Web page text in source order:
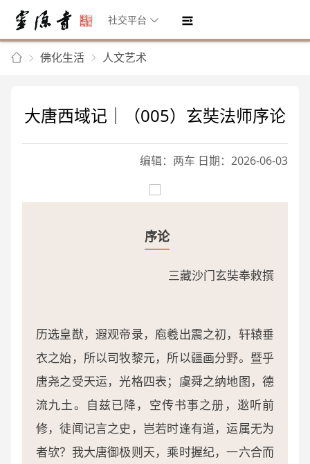
社交平台
佛化生活 人文艺术
大唐西域记｜（005）玄奘法师序论
编辑：两车 日期：2026-06-03
序论
三藏沙门玄奘奉敕撰
历选皇猷，遐观帝录，庖羲出震之初，轩辕垂
衣之始，所以司牧黎元，所以疆画分野。暨乎
唐尧之受天运，光格四表；虞舜之纳地图，德
流九土。自兹已降，空传书事之册，逖听前
修，徒闻记言之史，岂若时逢有道，运属无为
者欤？我大唐御极则天，乘时握纪，一六合而